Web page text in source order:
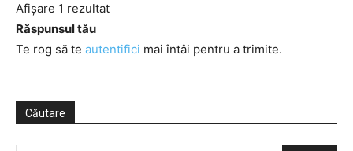
Afișare 1 rezultat
Răspunsul tău
Te rog să te autentifici mai întâi pentru a trimite.
Căutare